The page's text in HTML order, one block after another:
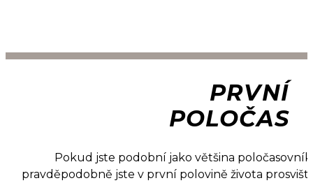
PRVNÍ
POLOČAS
Pokud jste podobní jako většina
pravděpodobně jste v první polovině života